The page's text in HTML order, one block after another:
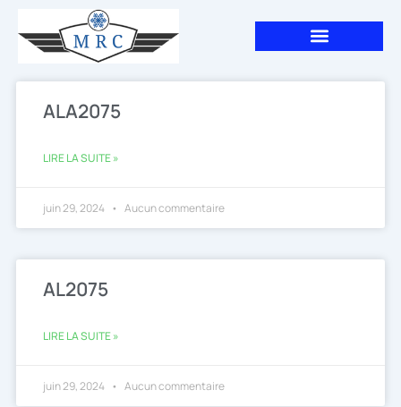
contenu
ALA2075
LIRE LA SUITE »
juin 29, 2024 Aucun commentaire
AL2075
LIRE LA SUITE »
juin 29, 2024 Aucun commentaire